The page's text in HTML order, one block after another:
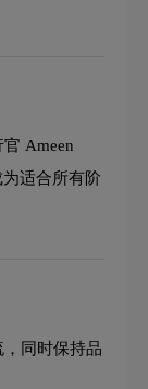
Ameen
适合所有阶
同时保持品